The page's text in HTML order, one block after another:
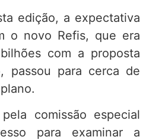
edição, a expectativa
o novo Refis, que era
com a proposta
passou para cerca de
comissão especial
para examinar a